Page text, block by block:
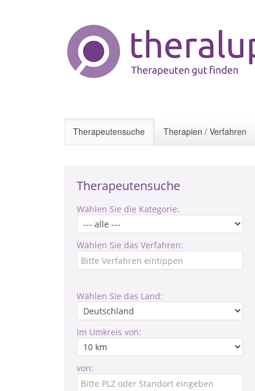
Therapeutensuche Therapien / Verfahren
Therapeutensuche
Wählen Sie die Kategorie:
Wählen Sie das Verfahren:
Wählen Sie das Land:
Im Umkreis von:
von: